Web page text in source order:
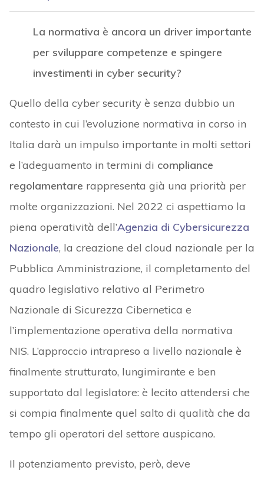
La normativa è ancora un driver importante
per sviluppare competenze e spingere
investimenti in cyber security?
Quello della cyber security è senza dubbio un
contesto in cui l’evoluzione normativa in corso in
Italia darà un impulso importante in molti settori
e l’adeguamento in termini di compliance
regolamentare rappresenta già una priorità per
molte organizzazioni. Nel 2022 ci aspettiamo la
piena operatività dell’Agenzia di Cybersicurezza
Nazionale, la creazione del cloud nazionale per la
Pubblica Amministrazione, il completamento del
quadro legislativo relativo al Perimetro
Nazionale di Sicurezza Cibernetica e
l’implementazione operativa della normativa
NIS. L’approccio intrapreso a livello nazionale è
finalmente strutturato, lungimirante e ben
supportato dal legislatore: è lecito attendersi che
si compia finalmente quel salto di qualità che da
tempo gli operatori del settore auspicano.
Il potenziamento previsto, però, deve